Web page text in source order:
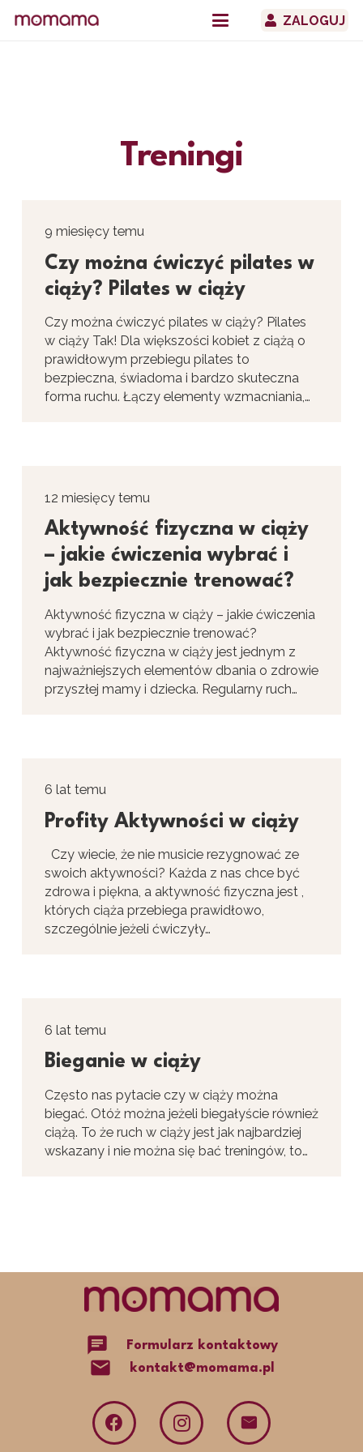
ZALOGUJ
Treningi
9 miesięcy temu
Czy można ćwiczyć pilates w
ciąży? Pilates w ciąży
Czy można ćwiczyć pilates w ciąży? Pilates
w ciąży Tak! Dla większości kobiet z ciążą o
prawidłowym przebiegu pilates to
bezpieczna, świadoma i bardzo skuteczna
forma ruchu. Łączy elementy wzmacniania,…
12 miesięcy temu
Aktywność fizyczna w ciąży
– jakie ćwiczenia wybrać i
jak bezpiecznie trenować?
Aktywność fizyczna w ciąży – jakie ćwiczenia
wybrać i jak bezpiecznie trenować?
Aktywność fizyczna w ciąży jest jednym z
najważniejszych elementów dbania o zdrowie
przyszłej mamy i dziecka. Regularny ruch…
6 lat temu
Profity Aktywności w ciąży
Czy wiecie, że nie musicie rezygnować ze
swoich aktywności? Każda z nas chce być
zdrowa i piękna, a aktywność fizyczna jest ,
których ciąża przebiega prawidłowo,
szczególnie jeżeli ćwiczyły…
6 lat temu
Bieganie w ciąży
Często nas pytacie czy w ciąży można
biegać. Otóż można jeżeli biegałyście również
ciążą. To że ruch w ciąży jest jak najbardziej
wskazany i nie można się bać treningów, to…
chat Formularz kontaktowy
mail kontakt@momama.pl